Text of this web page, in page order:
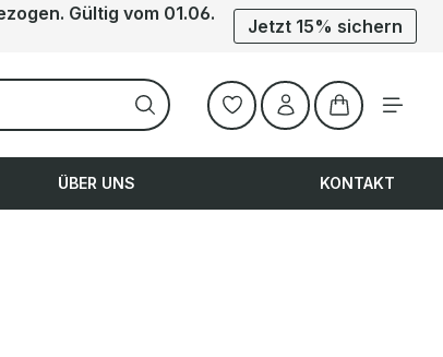
Gültig vom 01.06.
Jetzt 15% sichern
Warenkorb
ÜBER UNS KONTAKT